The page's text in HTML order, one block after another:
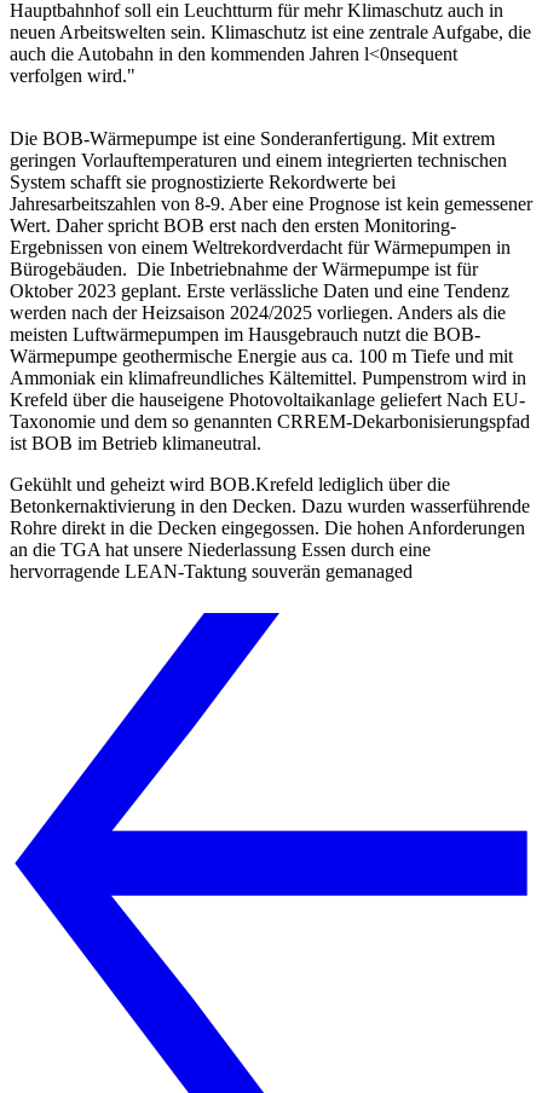
Hauptbahnhof soll ein Leuchtturm für mehr Klimaschutz auch in
neuen Arbeitswelten sein. Klimaschutz ist eine zentrale Aufgabe, die
auch die Autobahn in den kommenden Jahren l<0nsequent
verfolgen wird."
Die BOB-Wärmepumpe ist eine Sonderanfertigung. Mit extrem
geringen Vorlauftemperaturen und einem integrierten technischen
System schafft sie prognostizierte Rekordwerte bei
Jahresarbeitszahlen von 8-9. Aber eine Prognose ist kein gemessener
Wert. Daher spricht BOB erst nach den ersten Monitoring-
Ergebnissen von einem Weltrekordverdacht für Wärmepumpen in
Bürogebäuden. Die Inbetriebnahme der Wärmepumpe ist für
Oktober 2023 geplant. Erste verlässliche Daten und eine Tendenz
werden nach der Heizsaison 2024/2025 vorliegen. Anders als die
meisten Luftwärmepumpen im Hausgebrauch nutzt die BOB-
Wärmepumpe geothermische Energie aus ca. 100 m Tiefe und mit
Ammoniak ein klimafreundliches Kältemittel. Pumpenstrom wird in
Krefeld über die hauseigene Photovoltaikanlage geliefert Nach EU-
Taxonomie und dem so genannten CRREM-Dekarbonisierungspfad
ist BOB im Betrieb klimaneutral.
Gekühlt und geheizt wird BOB.Krefeld lediglich über die
Betonkernaktivierung in den Decken. Dazu wurden wasserführende
Rohre direkt in die Decken eingegossen. Die hohen Anforderungen
an die TGA hat unsere Niederlassung Essen durch eine
hervorragende LEAN-Taktung souverän gemanaged